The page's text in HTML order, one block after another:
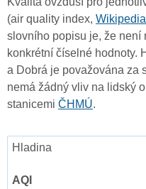
(air quality index, Wikipedia
slovního popisu je, že není
konkrétní číselné hodnoty.
a Dobrá je považována za
nemá žádný vliv na lidský
stanicemi ČHMÚ.